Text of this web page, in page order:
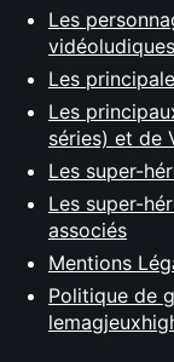
Les
Les
Les
séries) et de
Les super-
Les super-
associés
Mentions
Politique de